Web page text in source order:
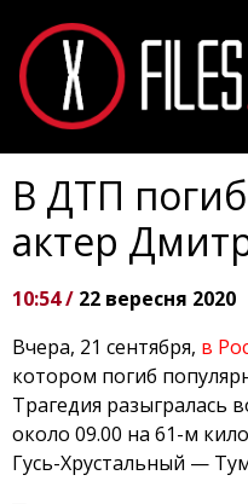
В ДТП
актер
10:54 / 22 вересня 2020
Вчера, 21 сентября, в
котором погиб
Трагедия разыгралась
около 09.00 на 61-м
Гусь-Хрустальный —